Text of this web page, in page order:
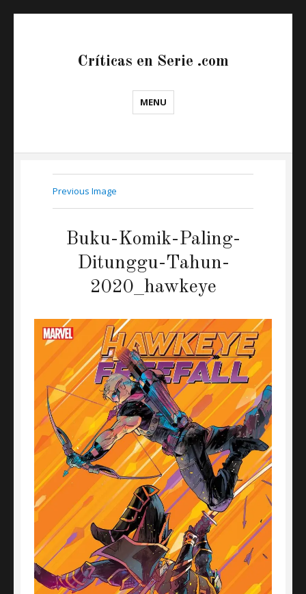
Críticas en Serie .com
MENU
Previous Image
Buku-Komik-Paling-
Ditunggu-Tahun-
2020_hawkeye